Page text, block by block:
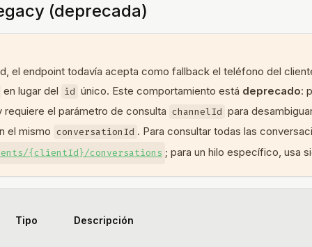
(deprecada)
el endpoint todavía acepta como fallback el teléfono del
en lugar del id único. Este comportamiento está deprecado:
el parámetro de consulta channelId para
el mismo conversationId . Para consultar todas las
{clientId}/conversations ; para un hilo específico, usa
Tipo Descripción